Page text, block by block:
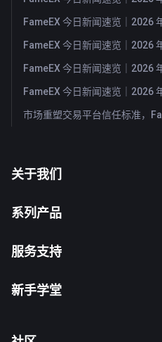
关于我们
系列产品
服务支持
新手学堂